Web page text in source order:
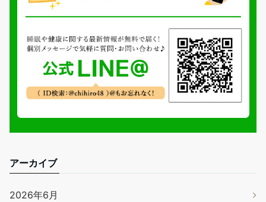
アーカイブ
2026年6月